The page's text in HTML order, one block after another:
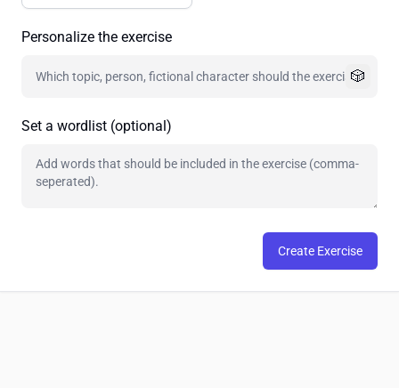
Personalize the exercise
🎲
Set a wordlist (optional)
Create Exercise